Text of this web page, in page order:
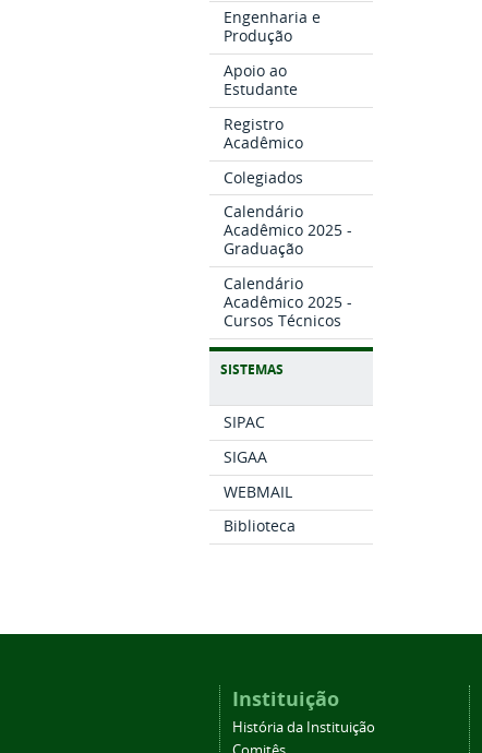
Engenharia e
Produção
Apoio ao
Estudante
Registro
Acadêmico
Colegiados
Calendário
Acadêmico 2025 -
Graduação
Calendário
Acadêmico 2025 -
Cursos Técnicos
SISTEMAS
SIPAC
SIGAA
WEBMAIL
Biblioteca
Instituição
História da Instituição